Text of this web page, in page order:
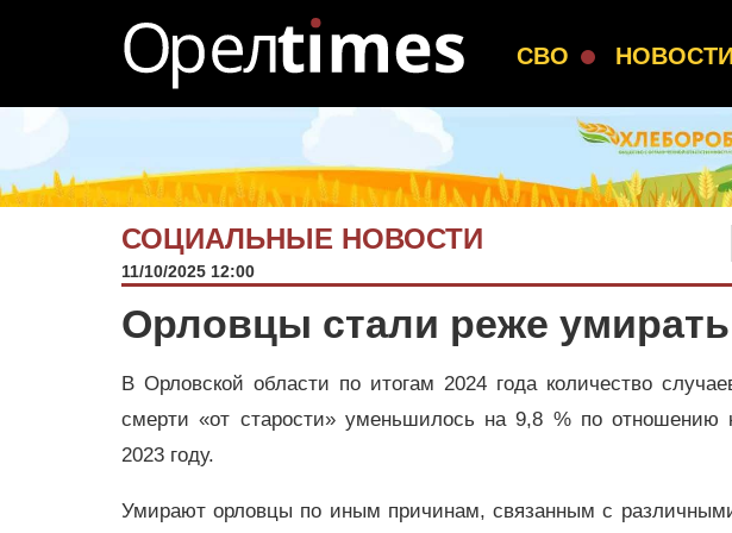
СВО НОВОСТИ
СОЦИАЛЬНЫЕ НОВОСТИ
11/10/2025 12:00
Орловцы стали реже умирать
В Орловской области по итогам 2024 года количество
смерти «от старости» уменьшилось на 9,8 % по отношению
2023 году.
Умирают орловцы по иным причинам, связанным с